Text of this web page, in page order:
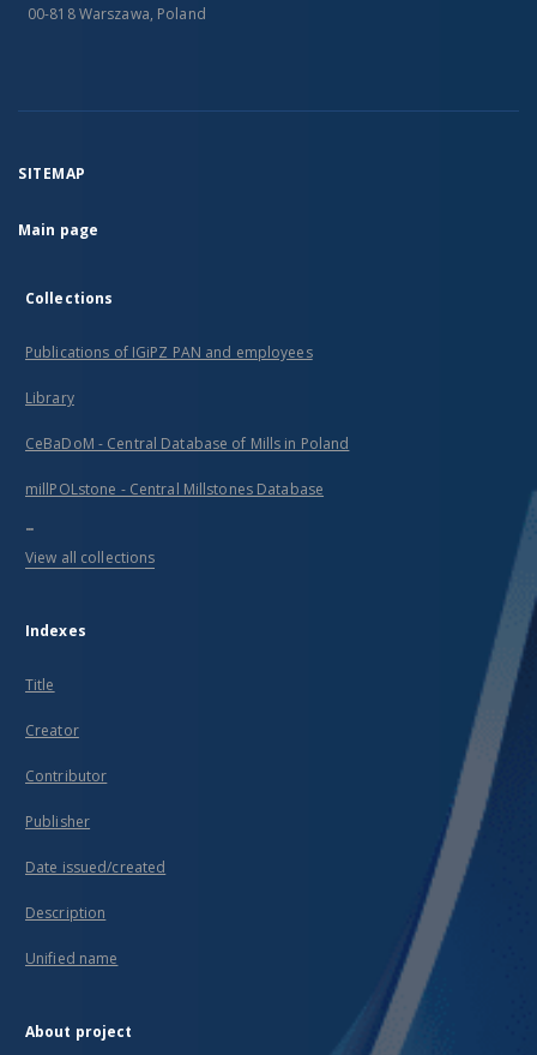
00-818 Warszawa, Poland
SITEMAP
Main page
Collections
Publications of IGiPZ PAN and employees
Library
CeBaDoM - Central Database of Mills in Poland
millPOLstone - Central Millstones Database
...
View all collections
Indexes
Title
Creator
Contributor
Publisher
Date issued/created
Description
Unified name
About project